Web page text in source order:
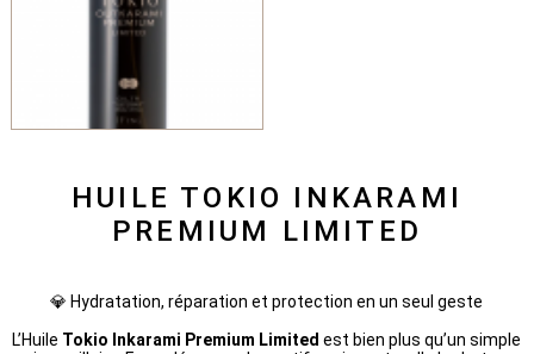
HUILE TOKIO INKARAMI
PREMIUM LIMITED
💎 Hydratation, réparation et protection en un seul geste
L’Huile Tokio Inkarami Premium Limited est bien plus qu’un simple